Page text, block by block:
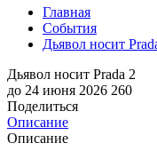
Главная
События
Дьявол носит
Дьявол носит Prada 2
до 24 июня 2026 260
Поделиться
Описание
Описание